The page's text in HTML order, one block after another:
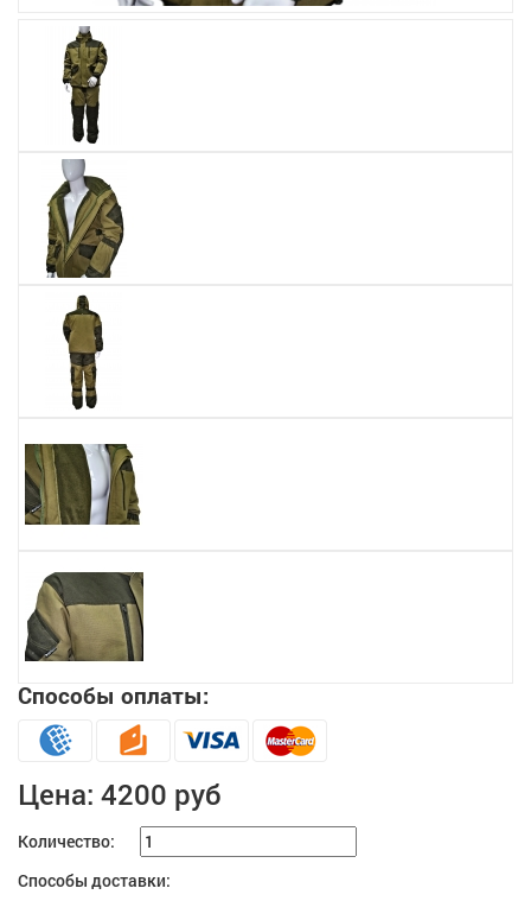
Способы оплаты:
Цена: 4200 руб
Количество:
Способы доставки: